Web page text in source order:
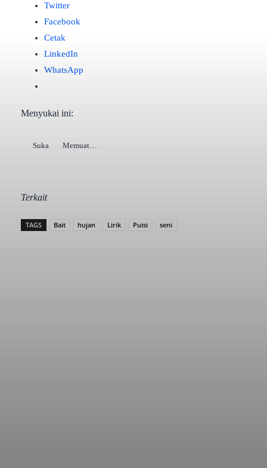
Twitter
Facebook
Cetak
LinkedIn
WhatsApp
Menyukai ini:
Suka Memuat…
Terkait
TAGS Bait hujan Lirik Puisi seni